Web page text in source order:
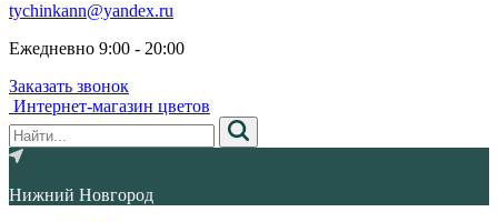
tychinkann@yandex.ru
Ежедневно 9:00 - 20:00
Заказать звонок
Интернет-магазин цветов
Нижний Новгород